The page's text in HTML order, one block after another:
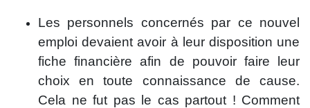
Les personnels concernés par ce nouvel
emploi devaient avoir à leur disposition une
fiche financière afin de pouvoir faire leur
choix en toute connaissance de cause.
Cela ne fut pas le cas partout ! Comment